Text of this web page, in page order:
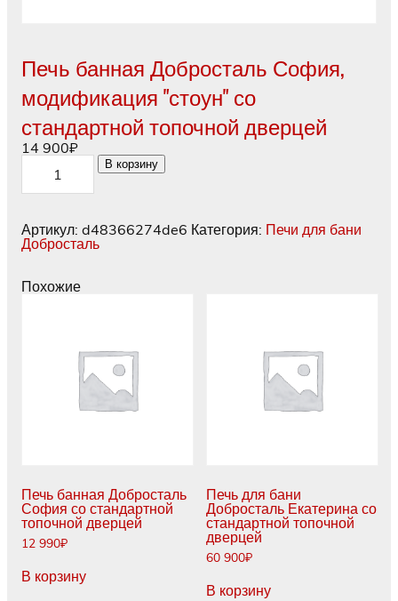
Печь банная Добросталь София,
модификация "стоун" со
стандартной топочной дверцей
14 900₽
Количество
товара
Печь
София,
модификация
стандартной
В корзину
Артикул: d48366274de6 Категория: Печи для бани
Добросталь
Похожие
Печь банная Добросталь
София со стандартной
топочной дверцей
12 990₽
В корзину
Печь для бани
Добросталь Екатерина со
стандартной топочной
дверцей
60 900₽
В корзину